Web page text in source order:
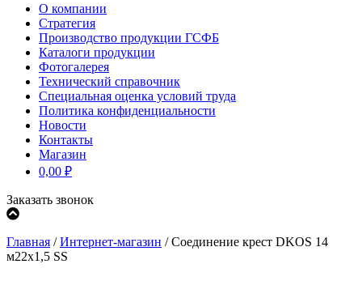
О компании
Стратегия
Производство продукции ГСФБ
Каталоги продукции
Фотогалерея
Технический справочник
Специальная оценка условий труда
Политика конфиденциальности
Новости
Контакты
Магазин
0,00 ₽
Заказать звонок
Главная /Интернет-магазин /Соединение крест DKOS 14
м22х1,5 SS